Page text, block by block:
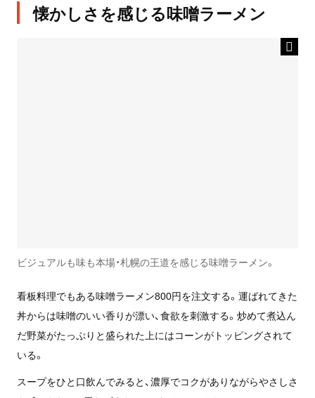
懐かしさを感じる味噌ラーメン
ビジュアルも味も本場・札幌の王道を感じる味噌ラーメン。
看板料理でもある味噌ラーメン800円を注文する。運ばれてきた
丼からは味噌のいい香りが漂い、食欲を刺激する。炒めて煮込ん
だ野菜がたっぷりと盛られた上にはコーンがトッピングされて
いる。
スープをひと口飲んでみると、濃厚でコクがありながらやさしさ